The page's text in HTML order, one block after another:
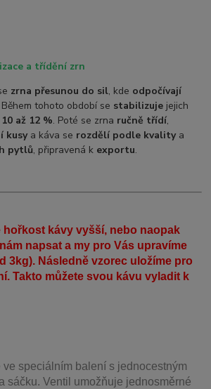
a třídění zrn
zrna přesunou do sil, kde odpočívají
Během tohoto období se stabilizuje jejich
10 až 12 %. Poté se zrna ručně třídí,
kusya káva se rozdělí podle kvalitya
pytlů, připravená k exportu.
hořkost kávy vyšší, nebo naopak
napsat a my pro Vás upravíme
3kg). Následně vzorec uložíme pro
Takto můžete svou kávu vyladit k
ve speciálním balení s jednocestným
sáčku. Ventil umožňuje jednosměrné